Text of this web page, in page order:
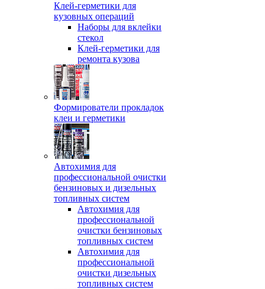
Клей-герметики для
кузовных операций
Наборы для вклейки
стекол
Клей-герметики для
ремонта кузова
Формирователи прокладок
клеи и герметики
Автохимия для
профессиональной очистки
бензиновых и дизельных
топливных систем
Автохимия для
профессиональной
очистки бензиновых
топливных систем
Автохимия для
профессиональной
очистки дизельных
топливных систем